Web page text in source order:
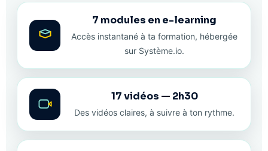
7 modules en e-learning
Accès instantané à ta formation, hébergée
sur Système.io.
17 vidéos — 2h30
Des vidéos claires, à suivre à ton rythme.